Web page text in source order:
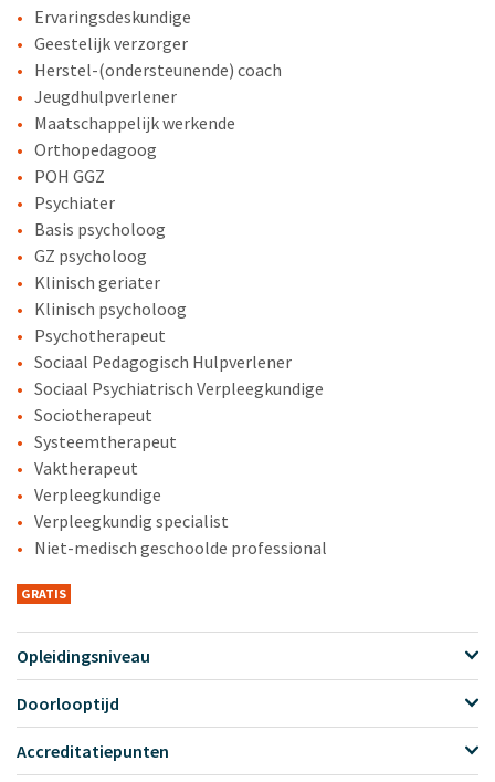
Ervaringsdeskundige
Geestelijk verzorger
Herstel-(ondersteunende) coach
Jeugdhulpverlener
Maatschappelijk werkende
Orthopedagoog
POH GGZ
Psychiater
Basis psycholoog
GZ psycholoog
Klinisch geriater
Klinisch psycholoog
Psychotherapeut
Sociaal Pedagogisch Hulpverlener
Sociaal Psychiatrisch Verpleegkundige
Sociotherapeut
Systeemtherapeut
Vaktherapeut
Verpleegkundige
Verpleegkundig specialist
Niet-medisch geschoolde professional
GRATIS
Opleidingsniveau
Doorlooptijd
Accreditatiepunten